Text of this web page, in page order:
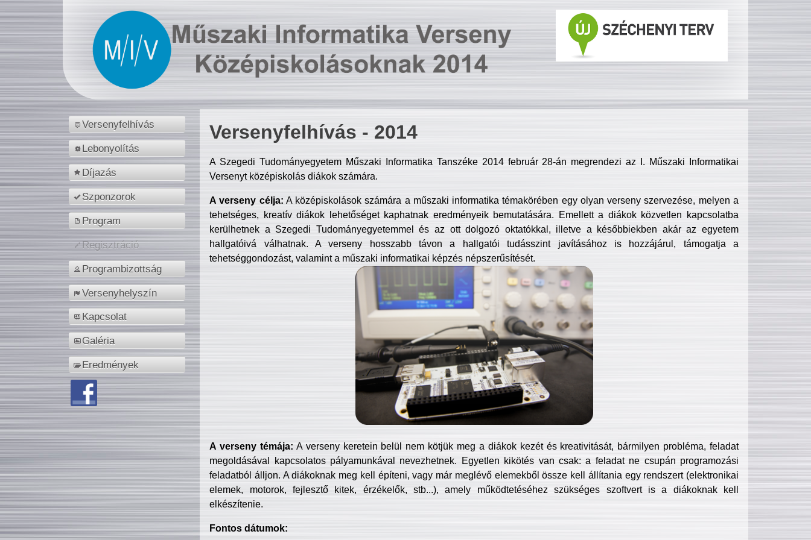
Versenyfelhívás
Lebonyolítás
Díjazás
Szponzorok
Program
Regisztráció
Programbizottság
Versenyhelyszín
Kapcsolat
Galéria
Eredmények
Versenyfelhívás - 2014
A Szegedi Tudományegyetem Műszaki Informatika Tanszéke 2014 február 28-án megrendezi az I. Műszaki Informatikai
Versenyt középiskolás diákok számára.
A verseny célja: A középiskolások számára a műszaki informatika témakörében egy olyan verseny szervezése, melyen a
tehetséges, kreatív diákok lehetőséget kaphatnak eredményeik bemutatására. Emellett a diákok közvetlen kapcsolatba
kerülhetnek a Szegedi Tudományegyetemmel és az ott dolgozó oktatókkal, illetve a későbbiekben akár az egyetem
hallgatóivá válhatnak. A verseny hosszabb távon a hallgatói tudásszint javításához is hozzájárul, támogatja a
tehetséggondozást, valamint a műszaki informatikai képzés népszerűsítését.
A verseny témája: A verseny keretein belül nem kötjük meg a diákok kezét és kreativitását, bármilyen probléma, feladat
megoldásával kapcsolatos pályamunkával nevezhetnek. Egyetlen kikötés van csak: a feladat ne csupán programozási
feladatból álljon. A diákoknak meg kell építeni, vagy már meglévő elemekből össze kell állítania egy rendszert (elektronikai
elemek, motorok, fejlesztő kitek, érzékelők, stb...), amely működtetéséhez szükséges szoftvert is a diákoknak kell
elkészítenie.
Fontos dátumok: